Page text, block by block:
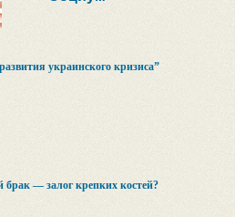
украинского кризиса”
брак — залог крепких костей?